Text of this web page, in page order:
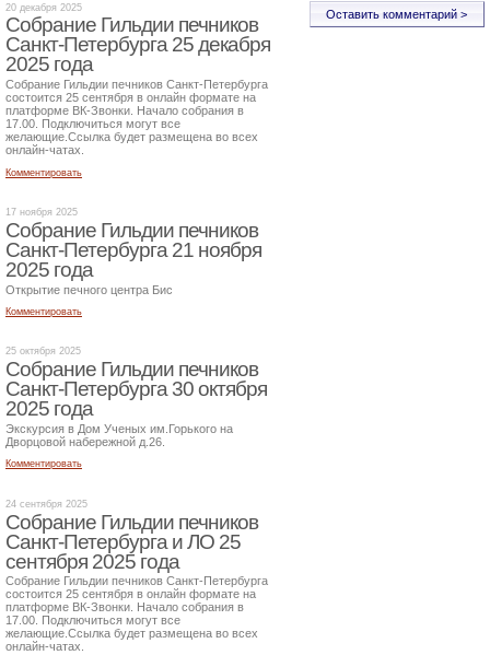
20 декабря 2025
Собрание Гильдии печников
Санкт-Петербурга 25 декабря
2025 года
Собрание Гильдии печников Санкт-Петербурга
состоится 25 сентября в онлайн формате на
платформе ВК-Звонки. Начало собрания в
17.00. Подключиться могут все
желающие.Ссылка будет размещена во всех
онлайн-чатах.
Комментировать
17 ноября 2025
Собрание Гильдии печников
Санкт-Петербурга 21 ноября
2025 года
Открытие печного центра Бис
Комментировать
25 октября 2025
Собрание Гильдии печников
Санкт-Петербурга 30 октября
2025 года
Экскурсия в Дом Ученых им.Горького на
Дворцовой набережной д.26.
Комментировать
24 сентября 2025
Собрание Гильдии печников
Санкт-Петербурга и ЛО 25
сентября 2025 года
Собрание Гильдии печников Санкт-Петербурга
состоится 25 сентября в онлайн формате на
платформе ВК-Звонки. Начало собрания в
17.00. Подключиться могут все
желающие.Ссылка будет размещена во всех
онлайн-чатах.